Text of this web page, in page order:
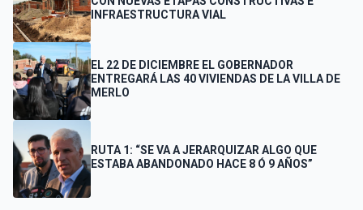
INFRAESTRUCTURA VIAL
EL 22 DE DICIEMBRE EL GOBERNADOR
ENTREGARÁ LAS 40 VIVIENDAS DE LA VILLA DE
MERLO
RUTA 1: “SE VA A JERARQUIZAR ALGO QUE
ESTABA ABANDONADO HACE 8 Ó 9 AÑOS”